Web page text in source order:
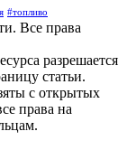
#топливо
Все права
разрешается
статьи.
с открытых
права на